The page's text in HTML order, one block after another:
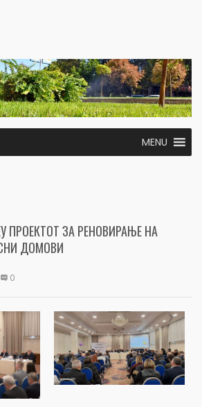
MENU
ПРОЕКТОТ ЗА РЕНОВИРАЊЕ НА
ДОМОВИ
0